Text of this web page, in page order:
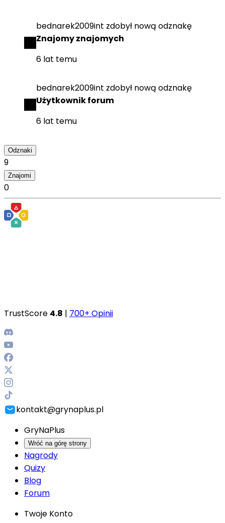
bednarek2009int zdobył nową odznakę
Znajomy znajomych
6 lat temu
bednarek2009int zdobył nową odznakę
Użytkownik forum
6 lat temu
Odznaki
9
Znajomi
0
TrustScore 4.8 | 700+ Opinii
kontakt@grynaplus.pl
GryNaPlus
Wróć na górę strony
Nagrody
Quizy
Blog
Forum
Twoje Konto